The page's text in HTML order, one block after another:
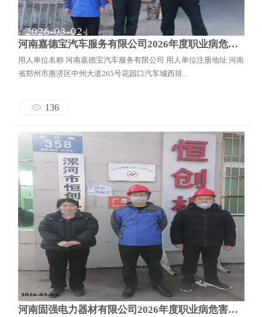
河南嘉德宝汽车服务有限公司2026年度职业病危害因素检测报告
用人单位名称 河南嘉德宝汽车服务有限公司 用人单位注册地址 河南
省郑州市惠济区中州大道265号花园口汽车城西排...
136
河南固强电力器材有限公司2026年度职业病危害定期检测报告